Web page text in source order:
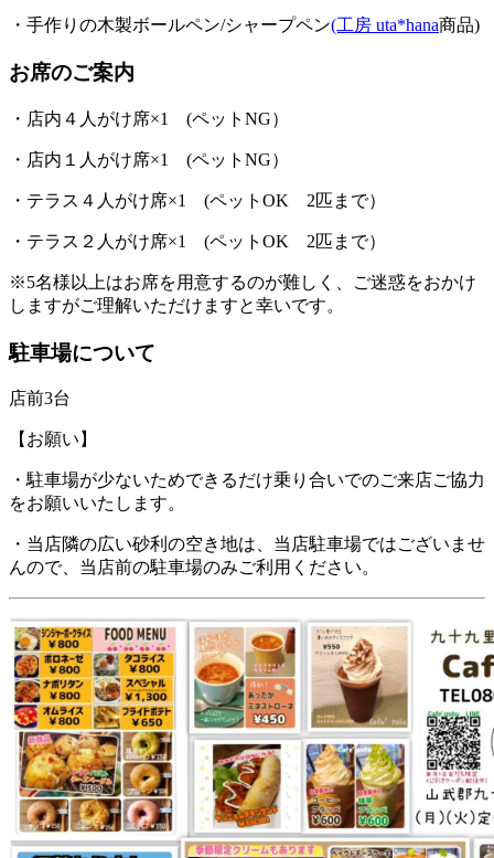
・手作りの木製ボールペン/シャープペン(工房 uta*hana商品)
お席のご案内
・店内４人がけ席×1 (ペットNG）
・店内１人がけ席×1 (ペットNG）
・テラス４人がけ席×1 (ペットOK 2匹まで）
・テラス２人がけ席×1 (ペットOK 2匹まで）
※5名様以上はお席を用意するのが難しく、ご迷惑をおかけ
しますがご理解いただけますと幸いです。
駐車場について
店前3台
【お願い】
・駐車場が少ないためできるだけ乗り合いでのご来店ご協力
をお願いいたします。
・当店隣の広い砂利の空き地は、当店駐車場ではございませ
んので、当店前の駐車場のみご利用ください。